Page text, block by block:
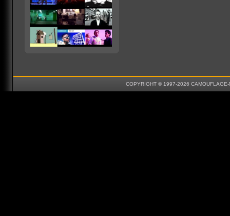
COPYRIGHT © 1997-2026 CAMOUFLAGE-